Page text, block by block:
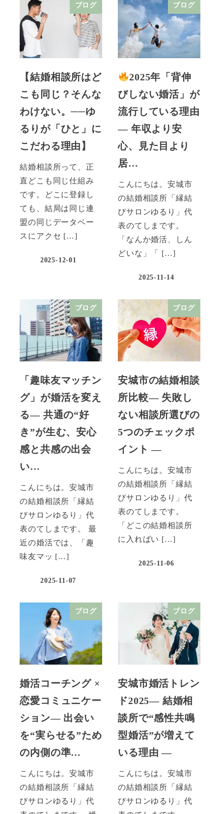
ブログ
【結婚相談所はど
こも同じ？そんな
わけない。──ゆ
るりが「ひと」に
こだわる理由】
結婚相談所って、正
直どこも同じ仕組み
です。どこに登録し
ても、結局は同じ連
盟の同じデータベー
スにアクセ […]
2025-12-01
ブログ
2025年「背伸
びしない婚活」が
流行している理由
― 年収より安
心、見た目より
居…
こんにちは。安城市
の結婚相談所「縁結
びサロンゆるり」代
表のてしまです。
「なんか婚活、しん
どいな」「 […]
2025-11-14
ブログ
「趣味友マッチン
グ」が婚活を変え
る― 共通の“好
き”が生む、安心
感と共感の出会
い…
こんにちは。安城市
の結婚相談所「縁結
びサロンゆるり」代
表のてしまです。 最
近の婚活では、「趣
味友マッ […]
2025-11-07
ブログ
安城市の結婚相談
所比較― 失敗し
ない相談所選びの
5つのチェックポ
イント ―
こんにちは。安城市
の結婚相談所「縁結
びサロンゆるり」代
表のてしまです。
「どこの結婚相談所
に入ればい […]
2025-11-06
ブログ
婚活コーチング ×
恋愛コミュニケー
ション― 出会い
を“実らせる”ため
の内側の準…
こんにちは。安城市
の結婚相談所「縁結
びサロンゆるり」代
ブログ
安城市婚活トレン
ド2025― 結婚相
談所で“感性共鳴
型婚活”が増えて
いる理由 ―
こんにちは。安城市
の結婚相談所「縁結
びサロンゆるり」代